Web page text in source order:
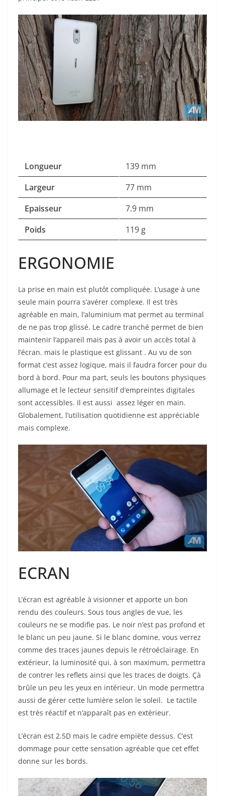
Longueur
139 mm
Largeur
77 mm
Epaisseur
7.9 mm
Poids
119 g
ERGONOMIE
La prise en main est plutôt compliquée. L’usage à une
seule main pourra s’avérer complexe. Il est très
agréable en main, l’aluminium mat permet au terminal
de ne pas trop glissé. Le cadre tranché permet de bien
maintenir l’appareil mais pas à avoir un accès total à
l’écran. mais le plastique est glissant . Au vu de son
format c’est assez logique, mais il faudra forcer pour du
bord à bord. Pour ma part, seuls les boutons physiques
allumage et le lecteur sensitif d’empreintes digitales
sont accessibles. Il est aussi assez léger en main.
Globalement, l’utilisation quotidienne est appréciable
mais complexe.
ECRAN
L’écran est agréable à visionner et apporte un bon
rendu des couleurs. Sous tous angles de vue, les
couleurs ne se modifie pas. Le noir n’est pas profond et
le blanc un peu jaune. Si le blanc domine, vous verrez
comme des traces jaunes depuis le rétroéclairage. En
extérieur, la luminosité qui, à son maximum, permettra
de contrer les reflets ainsi que les traces de doigts. Çà
brûle un peu les yeux en intérieur. Un mode permettra
aussi de gérer cette lumière selon le soleil. Le tactile
est très réactif et n’apparaît pas en extérieur.
L’écran est 2.5D mais le cadre empiète dessus. C’est
dommage pour cette sensation agréable que cet effet
donne sur les bords.